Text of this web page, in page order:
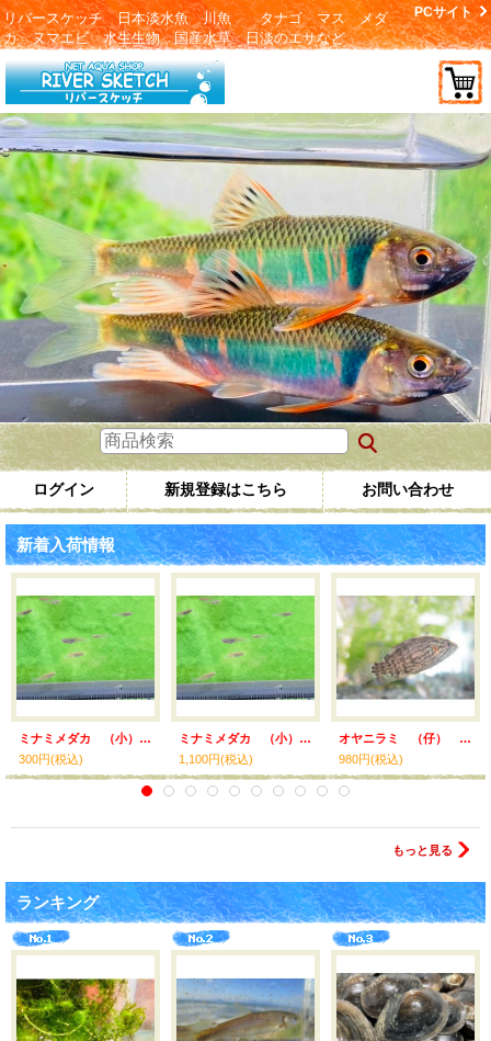
リバースケッチ 日本淡水魚 川魚 タナゴ マス メダ
カ ヌマエビ 水生生物 国産水草 日淡のエサなど
PCサイト
ログイン 新規登録はこちら お問い合わせ
新着入荷情報
ミナミメダカ （小） 奈良産 ５匹
300円(税込)
ミナミメダカ （小） 奈良産 ２０匹セット
1,100円(税込)
オヤニラミ （仔） 兵庫産
980円(税込)
もっと見る
ランキング